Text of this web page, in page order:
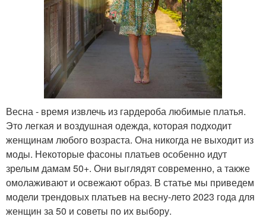
Весна - время извлечь из гардероба любимые платья.
Это легкая и воздушная одежда, которая подходит
женщинам любого возраста. Она никогда не выходит из
моды. Некоторые фасоны платьев особенно идут
зрелым дамам 50+. Они выглядят современно, а также
омолаживают и освежают образ. В статье мы приведем
модели трендовых платьев на весну-лето 2023 года для
женщин за 50 и советы по их выбору.